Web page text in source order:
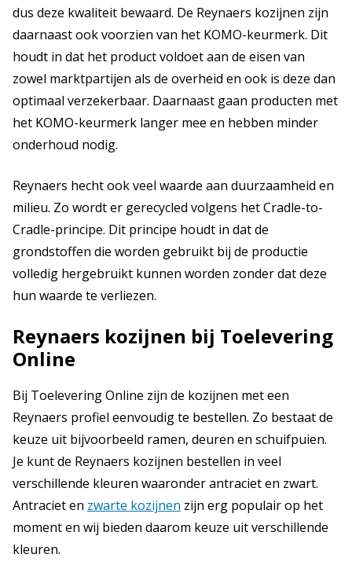
dus deze kwaliteit bewaard. De Reynaers kozijnen zijn
daarnaast ook voorzien van het KOMO-keurmerk. Dit
houdt in dat het product voldoet aan de eisen van
zowel marktpartijen als de overheid en ook is deze dan
optimaal verzekerbaar. Daarnaast gaan producten met
het KOMO-keurmerk langer mee en hebben minder
onderhoud nodig.
Reynaers hecht ook veel waarde aan duurzaamheid en
milieu. Zo wordt er gerecycled volgens het Cradle-to-
Cradle-principe. Dit principe houdt in dat de
grondstoffen die worden gebruikt bij de productie
volledig hergebruikt kunnen worden zonder dat deze
hun waarde te verliezen.
Reynaers kozijnen bij Toelevering
Online
Bij Toelevering Online zijn de kozijnen met een
Reynaers profiel eenvoudig te bestellen. Zo bestaat de
keuze uit bijvoorbeeld ramen, deuren en schuifpuien.
Je kunt de Reynaers kozijnen bestellen in veel
verschillende kleuren waaronder antraciet en zwart.
Antraciet en zwarte kozijnen zijn erg populair op het
moment en wij bieden daarom keuze uit verschillende
kleuren.